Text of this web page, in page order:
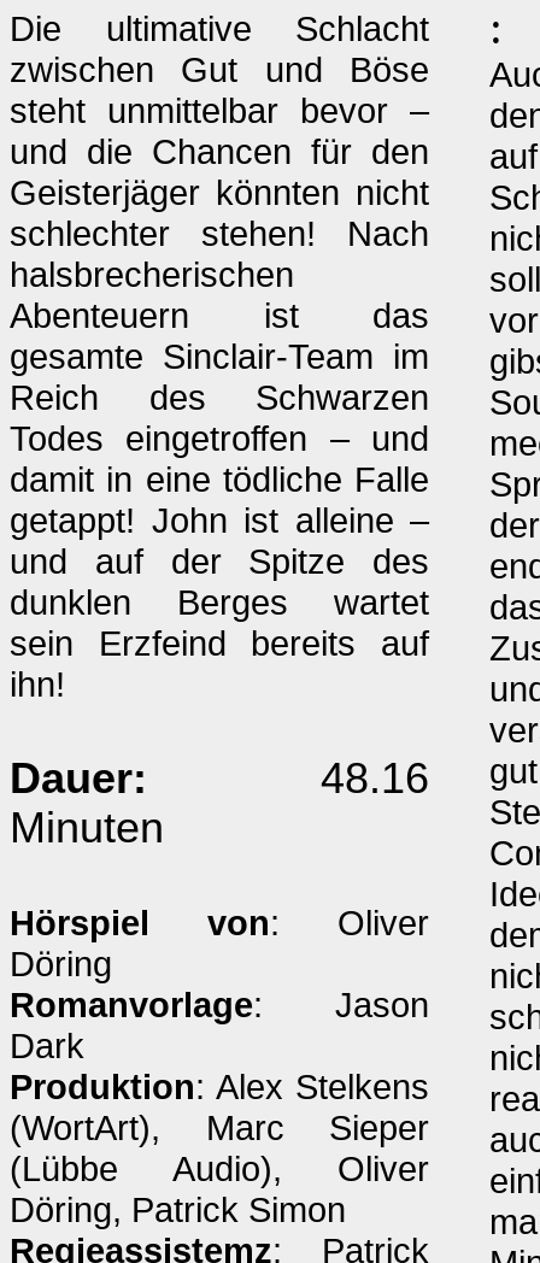
Die ultimative Schlacht
zwischen Gut und Böse
steht unmittelbar bevor –
und die Chancen für den
Geisterjäger könnten nicht
schlechter stehen! Nach
halsbrecherischen
Abenteuern ist das
gesamte Sinclair-Team im
Reich des Schwarzen
Todes eingetroffen – und
damit in eine tödliche Falle
getappt! John ist alleine –
und auf der Spitze des
dunklen Berges wartet
sein Erzfeind bereits auf
ihn!
Dauer: 48.16
Minuten
Hörspiel von: Oliver
Döring
Romanvorlage: Jason
Dark
Produktion: Alex Stelkens
(WortArt), Marc Sieper
(Lübbe Audio), Oliver
Döring, Patrick Simon
Regieassistemz: Patrick
: